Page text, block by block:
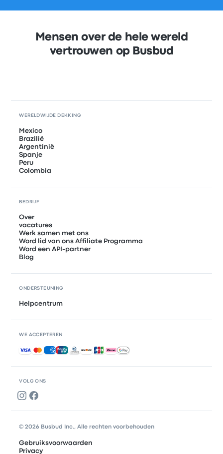
Mensen over de hele wereld
vertrouwen op Busbud
VOLG ONS
WERELDWIJDE DEKKING
Mexico
Brazilië
Argentinië
Spanje
Peru
Colombia
BEDRIJF
Over
vacatures
Werk samen met ons
Word lid van ons Affiliate Programma
Word een API-partner
Blog
ONDERSTEUNING
Helpcentrum
WE ACCEPTEREN
Geaccepteerde betalingen
© 2026 Busbud Inc., Alle rechten voorbehouden
Gebruiksvoorwaarden
Privacy